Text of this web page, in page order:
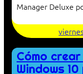
Manager Deluxe
Cómo
Windows